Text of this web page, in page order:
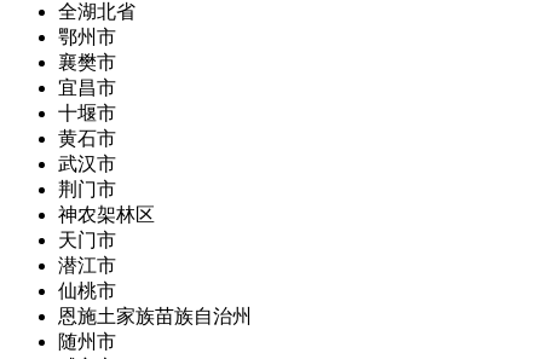
全湖北省
鄂州市
襄樊市
宜昌市
十堰市
黄石市
武汉市
荆门市
神农架林区
天门市
潜江市
仙桃市
恩施土家族苗族自治州
随州市